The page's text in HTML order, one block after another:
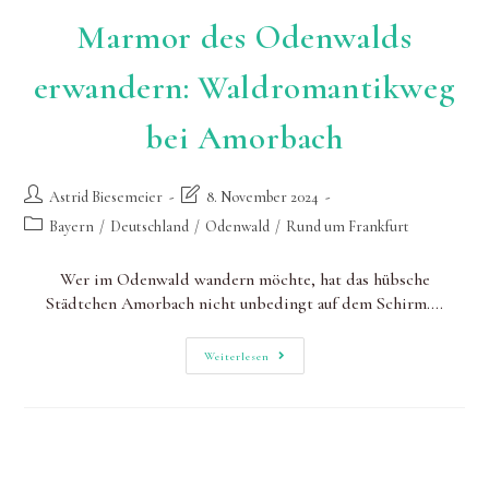
Marmor des Odenwalds
erwandern: Waldromantikweg
bei Amorbach
Beitrags-
Autor:
Astrid Biesemeier
Beitrag
zuletzt
geändert
8. November 2024
Beitrags-
Bayern / Deutschland / Odenwald / Rund um Frankfurt
Wer im Odenwald wandern möchte, hat das hübsche
Städtchen Amorbach nicht unbedingt auf dem Schirm.…
Weiterlesen
Marmor
Des